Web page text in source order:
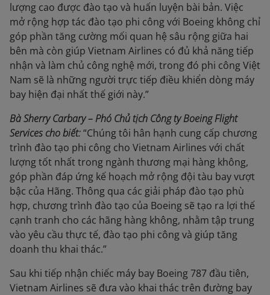
lượng cao được đào tạo và huấn luyện bài bản. Việc
mở rộng hợp tác đào tạo phi công với Boeing không chỉ
góp phần tăng cường mối quan hệ sâu rộng giữa hai
bên mà còn giúp Vietnam Airlines có đủ khả năng tiếp
nhận và làm chủ công nghệ mới, trong đó phi công Việt
Nam sẽ là những người trực tiếp điều khiển dòng máy
bay hiện đại nhất thế giới này.”
Bà Sherry Carbary – Phó Chủ tịch Công ty Boeing Flight
Services cho biết:“Chúng tôi hân hạnh cung cấp chương
trình đào tạo phi công cho Vietnam Airlines với chất
lượng tốt nhất trong ngành thương mại hàng không,
góp phần đáp ứng kế hoạch mở rộng đội tàu bay vượt
bậc của Hãng. Thông qua các giải pháp đào tạo phù
hợp, chương trình đào tạo của Boeing sẽ tạo ra lợi thế
cạnh tranh cho các hãng hàng không, nhằm tập trung
vào yêu cầu thực tế, đào tạo phi công và giúp tăng
doanh thu khai thác.”
Sau khi tiếp nhận chiếc máy bay Boeing 787 đầu tiên,
Vietnam Airlines sẽ đưa vào khai thác trên đường bay